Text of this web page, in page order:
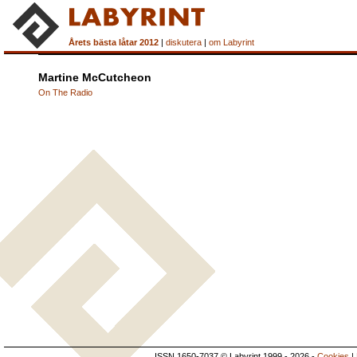
Årets bästa låtar 2012 | diskutera | om Labyrint
Martine McCutcheon
On The Radio